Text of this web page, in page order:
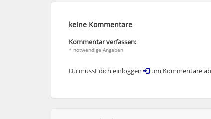
keine Kommentare
Kommentar verfassen:
* notwendige Angaben
Du musst dich einloggen um Kommentare